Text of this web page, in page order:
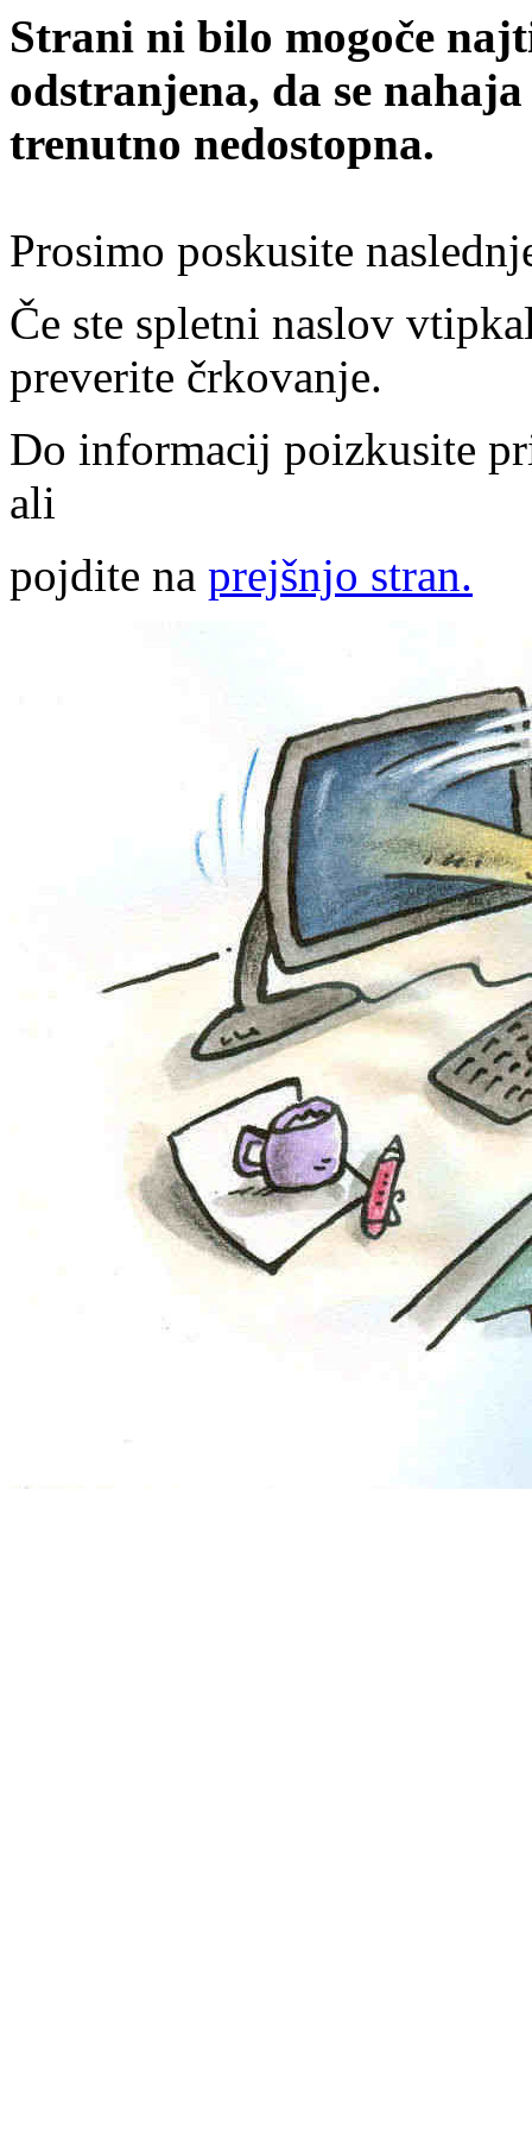
Strani ni bilo mogoče
odstranjena, da se
trenutno nedostopna.
Prosimo poskusite
Če ste spletni naslov
preverite črkovanje.
Do informacij poizkusite
ali
pojdite na prejšnjo stran.